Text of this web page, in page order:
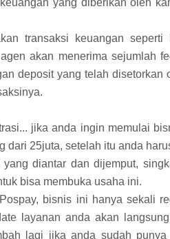
transaksi keuangan
akan menerima sejumlah
deposit yang telah disetorkan
jika anda ingin memulai
dari 25juta, setelah itu anda
diantar dan dijemput,
bisa membuka usaha ini.
bisnis ini hanya sekali
layanan anda akan
lagi jika anda sudah